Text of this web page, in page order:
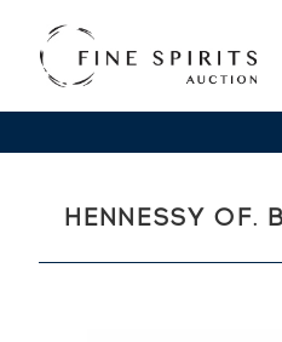
HENNESSY OF.